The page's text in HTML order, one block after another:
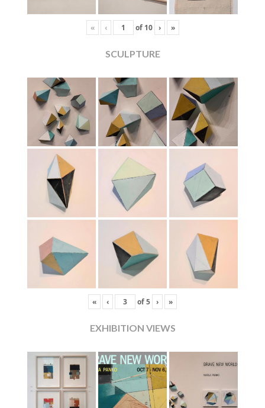
« ‹ of 10 › »
SCULPTURE
« ‹ of5 › »
EXHIBITION VIEWS